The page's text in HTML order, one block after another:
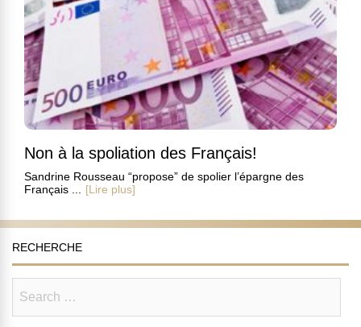
Non à la spoliation des Français!
Sandrine Rousseau “propose” de spolier l’épargne des
Français ...
[Lire plus]
RECHERCHE